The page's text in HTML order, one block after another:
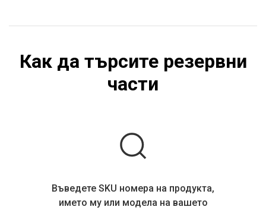
Как да търсите резервни
части
Въведете SKU номера на продукта,
името му или модела на вашето